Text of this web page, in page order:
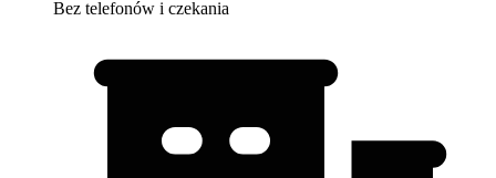
Bez telefonów i czekania